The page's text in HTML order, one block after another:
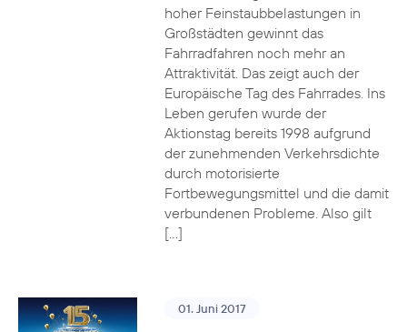
hoher Feinstaubbelastungen in
Großstädten gewinnt das
Fahrradfahren noch mehr an
Attraktivität. Das zeigt auch der
Europäische Tag des Fahrrades. Ins
Leben gerufen wurde der
Aktionstag bereits 1998 aufgrund
der zunehmenden Verkehrsdichte
durch motorisierte
Fortbewegungsmittel und die damit
verbundenen Probleme. Also gilt
[…]
01. Juni 2017